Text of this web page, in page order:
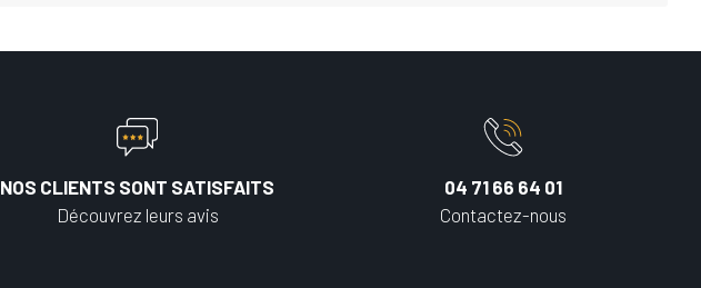
NOS CLIENTS SONT SATISFAITS
Découvrez leurs avis
04 71 66 64 01
Contactez-nous